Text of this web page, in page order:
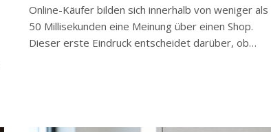
Online-Käufer bilden sich innerhalb von weniger als
50 Millisekunden eine Meinung über einen Shop.
Dieser erste Eindruck entscheidet darüber, ob…